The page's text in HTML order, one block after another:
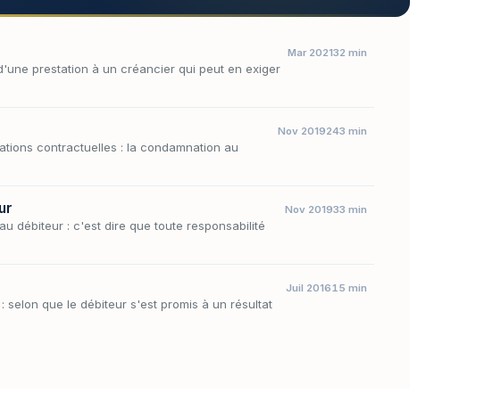
prestation à un créancier qui peut en exiger
Mar 202132 min
contractuelles : la condamnation au
Nov 2019243 min
débiteur : c'est dire que toute responsabilité
Nov 201933 min
selon que le débiteur s'est promis à un résultat
Juil 201615 min